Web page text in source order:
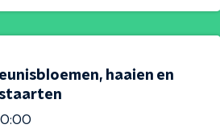
haaien en